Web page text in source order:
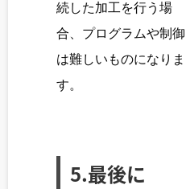
続した加工を行う場
合、プログラムや制御
は難しいものになりま
す。
5.最後に